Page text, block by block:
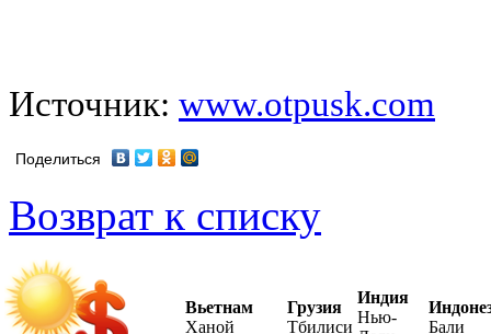
Источник: www.otpusk.com
Поделиться
Возврат к списку
Вьетнам
Ханой
Грузия
Тбилиси
Индия
Нью-
Бали